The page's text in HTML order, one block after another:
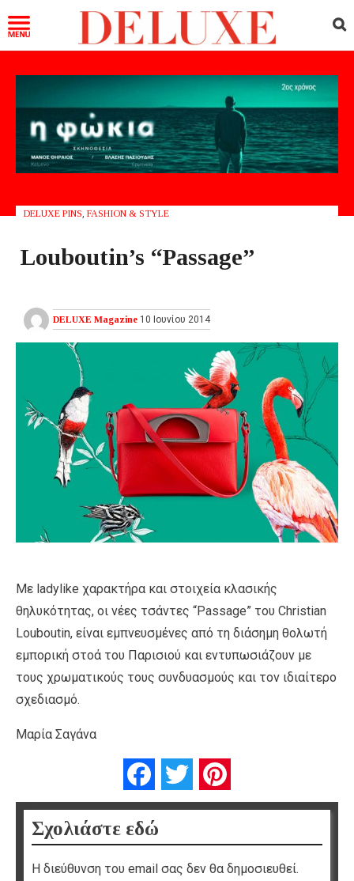
DELUXE PINS FASHION & STYLE
Louboutin’s “Passage”
DELUXE Magazine 10 Ιουνίου 2014
Με ladylike χαρακτήρα και στοιχεία κλασικής
θηλυκότητας, οι νέες τσάντες “Passage” του Christian
Louboutin, είναι εμπνευσμένες από τη διάσημη θολωτή
εμπορική στοά του Παρισιού και εντυπωσιάζουν με
τους χρωματικούς τους συνδυασμούς και τον ιδιαίτερο
σχεδιασμό.
Μαρία Σαγάνα
FacebookTwitter
Σχολιάστε εδώ
Η διεύθυνση του email σας δεν θα δημοσιευθεί.